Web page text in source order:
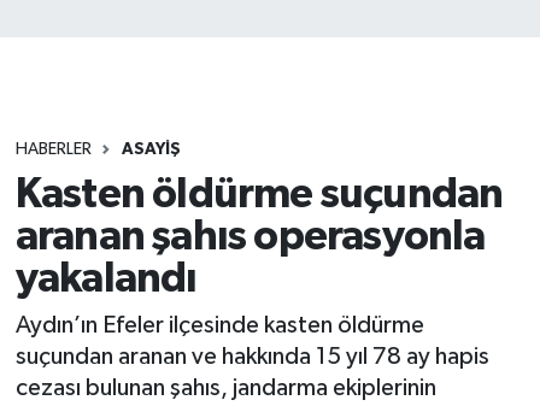
HABERLER ASAYİŞ
Kasten öldürme suçundan
aranan şahıs operasyonla
yakalandı
Aydın’ın Efeler ilçesinde kasten öldürme
suçundan aranan ve hakkında 15 yıl 78 ay hapis
cezası bulunan şahıs, jandarma ekiplerinin
Tüm Manşetler
Son Dakika Haberleri
Haber Arşivi